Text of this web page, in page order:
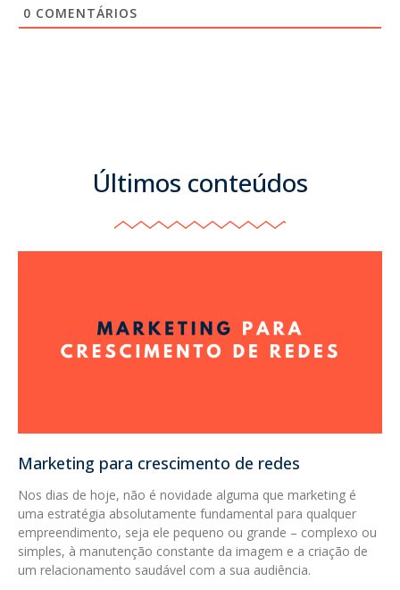
0 COMENTÁRIOS
Últimos conteúdos
Marketing para crescimento de redes
Nos dias de hoje, não é novidade alguma que marketing é
uma estratégia absolutamente fundamental para qualquer
empreendimento, seja ele pequeno ou grande – complexo ou
simples, à manutenção constante da imagem e a criação de
um relacionamento saudável com a sua audiência.